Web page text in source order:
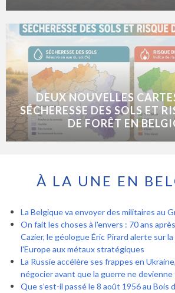
DEUX NOUVELLES
SÉCHERESSE DES SOLS ET
DE FORÊT EN
À LA UNE EN
La Belgique va envoyer des militaires au
On fait les choses à l'envers : 70 ans
Cazier, le géologue Éric Pirard alerte sur
l'Europe aux métaux stratégiques
La Russie accélère ses frappes en
négocier avant que la guerre ne devienne
Que s’est-il passé le 8 août 1956 au Bois